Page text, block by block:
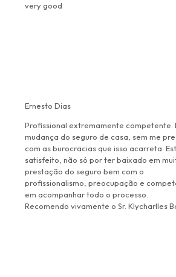
very good
Ernesto Dias
Profissional extremamente competente.
mudança do seguro de casa, sem me
com as burocracias que isso acarreta.
satisfeito, não só por ter baixado em
prestação do seguro bem com o
profissionalismo, preocupação e
em acompanhar todo o processo.
Recomendo vivamente o Sr. Klycharlles